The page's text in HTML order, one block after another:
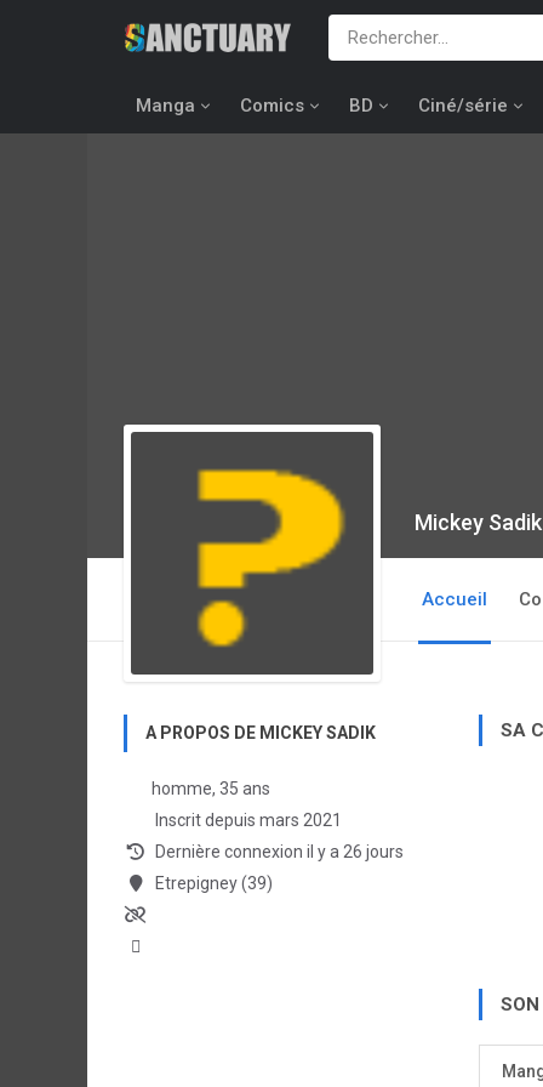
Manga Comics BD Ciné/série
Mickey Sadik
Accueil
A PROPOS DE MICKEY SADIK
homme, 35 ans
Inscrit depuis mars 2021
Dernière connexion il y a 26 jours
Etrepigney (39)
SA